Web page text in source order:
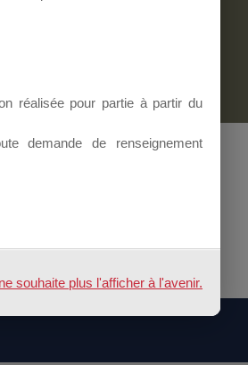
question.
réalisée pour partie à partir du
demande de renseignement
souhaite plus l'afficher à l'avenir.